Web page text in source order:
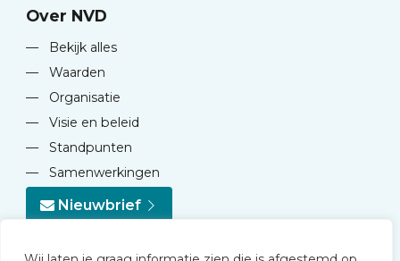
Over NVD
—
Bekijk alles
—
Waarden
—
Organisatie
—
Visie en beleid
—
Standpunten
—
Samenwerkingen
Nieuwbrief